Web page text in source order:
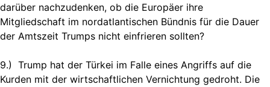
darüber nachzudenken, ob die Europäer ihre
Mitgliedschaft im nordatlantischen Bündnis für die Dauer
der Amtszeit Trumps nicht einfrieren sollten?
9.) Trump hat der Türkei im Falle eines Angriffs auf die
Kurden mit der wirtschaftlichen Vernichtung gedroht. Die